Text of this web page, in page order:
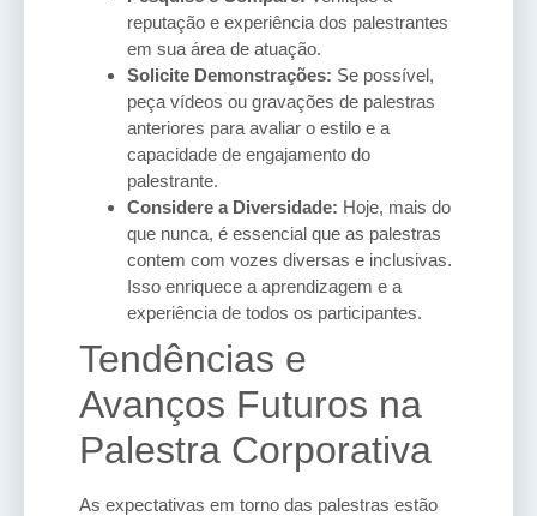
reputação e experiência dos palestrantes
em sua área de atuação.
Solicite Demonstrações: Se possível,
peça vídeos ou gravações de palestras
anteriores para avaliar o estilo e a
capacidade de engajamento do
palestrante.
Considere a Diversidade: Hoje, mais do
que nunca, é essencial que as palestras
contem com vozes diversas e inclusivas.
Isso enriquece a aprendizagem e a
experiência de todos os participantes.
Tendências e
Avanços Futuros na
Palestra Corporativa
As expectativas em torno das palestras estão